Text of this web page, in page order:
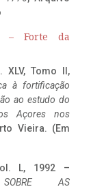
– Forte da
XLV, Tomo II,
à fortificação
ao estudo do
Açores nos
Vieira. (Em
L, 1992 –
SOBRE AS